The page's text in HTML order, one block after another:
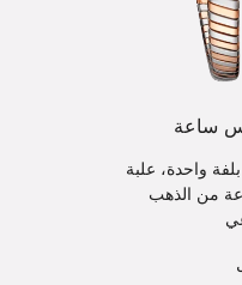
ساعة
واحدة، علبة
من الذهب